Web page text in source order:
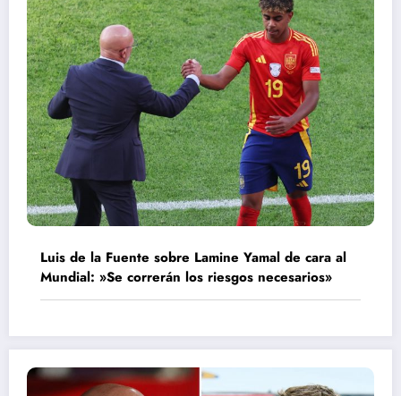
Luis de la Fuente sobre Lamine Yamal de cara al
Mundial: »Se correrán los riesgos necesarios»